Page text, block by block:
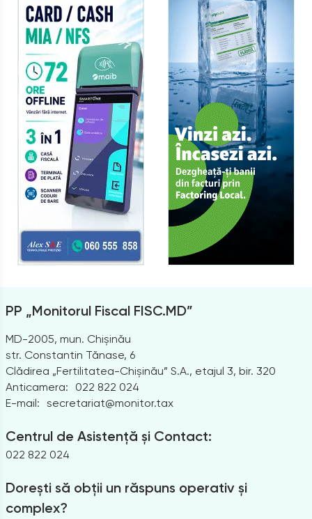
PP „Monitorul Fiscal FISC.MD”
MD-2005, mun. Chișinău
str. Constantin Tănase, 6
Clădirea „Fertilitatea-Chișinău” S.A., etajul 3, bir. 320
Anticamera:
022 822 024
E-mail: secretariat@monitor.tax
Centrul de Asistență și Contact:
022 822 024
Dorești să obții un răspuns operativ și
complex?